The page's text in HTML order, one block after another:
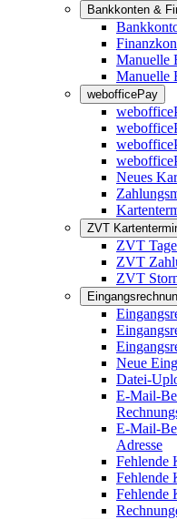
Bankkonten &
Manuelle
Manuelle
webofficePay
Neues
ZVT
ZVT
ZVT
ZVT
Neue
Datei-
E-Mail-
E-Mail-
Adresse
Fehlende
Fehlende
Fehlende